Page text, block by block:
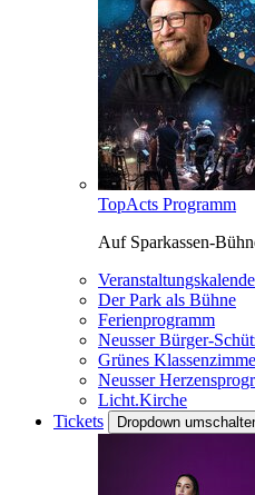
TopActs Programm
Auf Sparkassen-
Der Park als Bühne
Ferienprogramm
Neusser Bürger-
Grünes
Neusser
Licht.Kirche
Tickets
Dropdown